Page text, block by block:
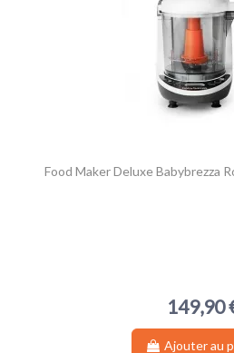
Food Maker Deluxe Babybrezza
149,90
Ajouter au